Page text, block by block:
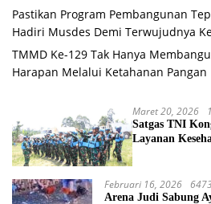
Pastikan Program Pembangunan
Hadiri Musdes Demi Terwujudnya
TMMD Ke-129 Tak Hanya
Harapan Melalui Ketahanan Pangan
Maret 20, 2026
Satgas TNI
Layanan
Februari 16, 2026
Arena Judi Sabung